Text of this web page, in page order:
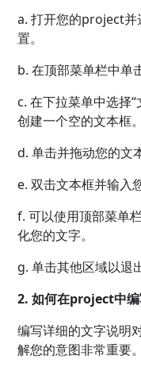
a. 打开您的project并
置。
b. 在顶部菜单栏中单
c. 在下拉菜单中选择
创建一个空的文本框。
d. 单击并拖动您的文
e. 双击文本框并输入
f. 可以使用顶部菜单
化您的文字。
g. 单击其他区域以退
2. 如何在project中编
编写详细的文字说明
解您的意图非常重要